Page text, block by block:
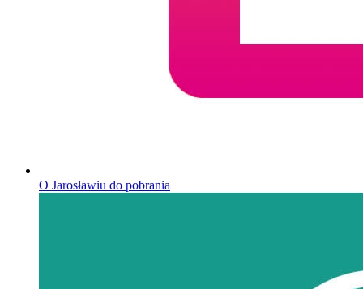
O Jarosławiu do pobrania